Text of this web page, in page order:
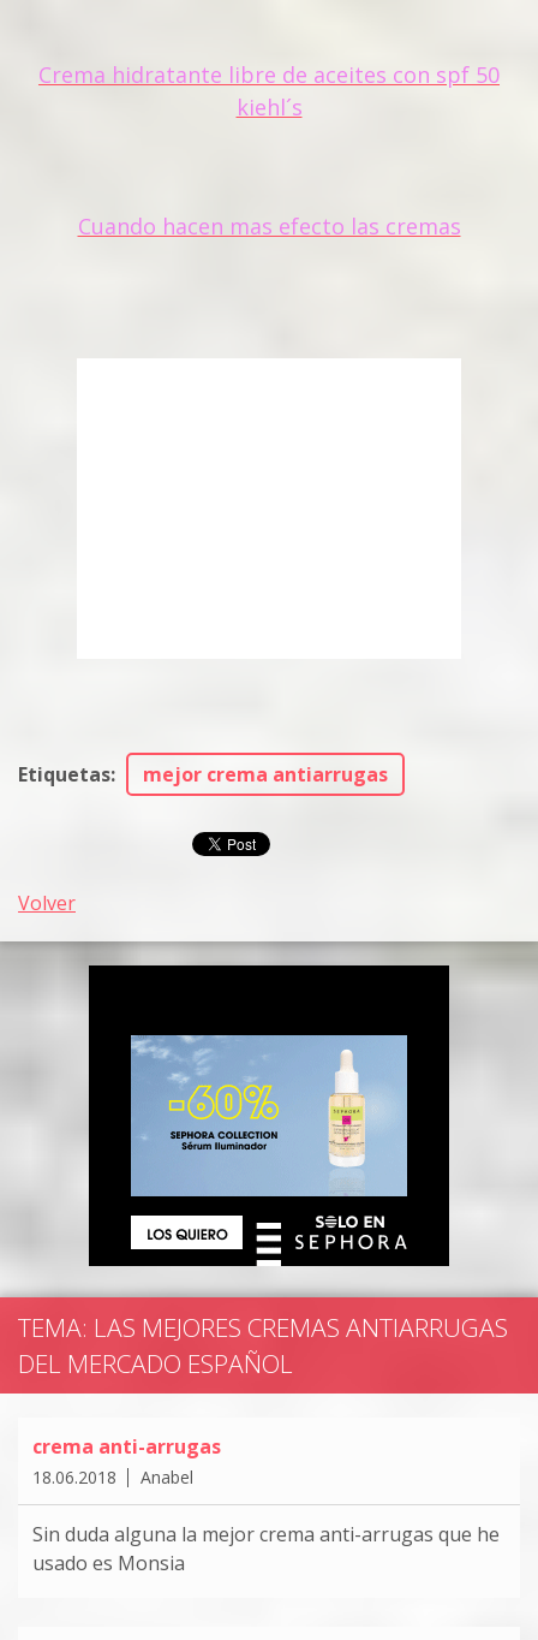
Crema hidratante libre de aceites con spf 50
kiehl´s
Cuando hacen mas efecto las cremas
Etiquetas: mejor crema antiarrugas
Volver
TEMA: LAS MEJORES CREMAS ANTIARRUGAS
DEL MERCADO ESPAÑOL
crema anti-arrugas
18.06.2018 Anabel
Sin duda alguna la mejor crema anti-arrugas que he
usado es Monsia